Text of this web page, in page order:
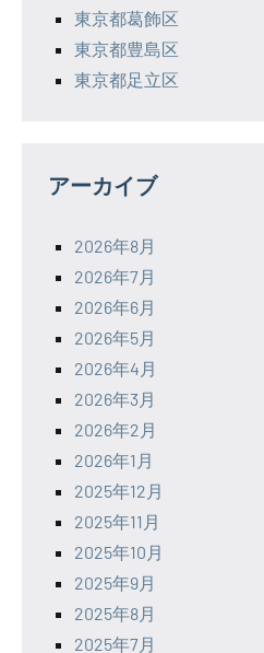
東京都葛飾区
東京都豊島区
東京都足立区
アーカイブ
2026年8月
2026年7月
2026年6月
2026年5月
2026年4月
2026年3月
2026年2月
2026年1月
2025年12月
2025年11月
2025年10月
2025年9月
2025年8月
2025年7月